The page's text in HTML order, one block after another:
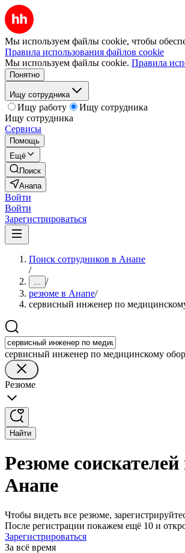
Мы используем файлы cookie, чтобы
Правила использования файлов cookie
Мы используем файлы cookie. Правила
Понятно
Ищу сотрудника
Ищу работу
Ищу сотрудника
Ищу сотрудника
Сервисы
Помощь
Ещё
Поиск
Анапа
Войти
Войти
Зарегистрироваться
Поиск сотрудников в Анапе
/
... /
резюме в Анапе/
сервисный инженер по
сервисный инженер по медицинскому
Резюме
Найти
Резюме
Анапе
Чтобы видеть все резюме,
После регистрации покажем ещё 10 и
Зарегистрироваться
За всё время